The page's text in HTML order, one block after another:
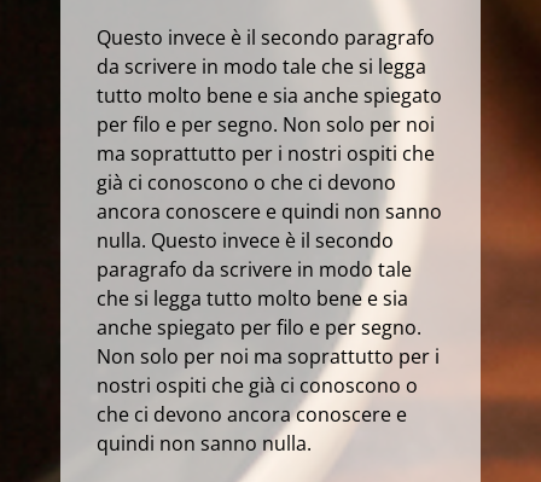
Questo invece è il secondo paragrafo
da scrivere in modo tale che si legga
tutto molto bene e sia anche spiegato
per filo e per segno. Non solo per noi
ma soprattutto per i nostri ospiti che
già ci conoscono o che ci devono
ancora conoscere e quindi non sanno
nulla. Questo invece è il secondo
paragrafo da scrivere in modo tale
che si legga tutto molto bene e sia
anche spiegato per filo e per segno.
Non solo per noi ma soprattutto per i
nostri ospiti che già ci conoscono o
che ci devono ancora conoscere e
quindi non sanno nulla.